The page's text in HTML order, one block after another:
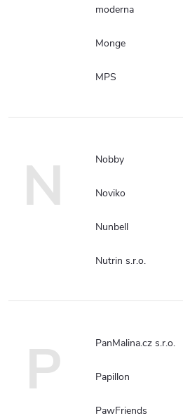
moderna
Monge
MPS
N Nobby
Noviko
Nunbell
Nutrin s.r.o.
P PanMalina.cz s.r.o.
Papillon
PawFriends